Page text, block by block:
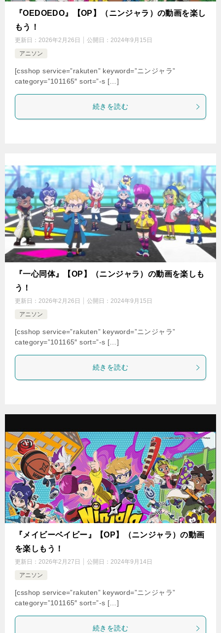
『OEDOEDO』【OP】（ニンジャラ）の動画を楽し
もう！
更新日： 2026年2月26日 公開日： 2024年9月15日
アニソン
[csshop service=”rakuten” keyword=”ニンジャラ”
category=”101165″ sort=”-s […]
続きを読む
『一心同体』【OP】（ニンジャラ）の動画を楽しも
う！
更新日： 2026年2月26日 公開日： 2024年9月15日
アニソン
[csshop service=”rakuten” keyword=”ニンジャラ”
category=”101165″ sort=”-s […]
続きを読む
『メイビーベイビー』【OP】（ニンジャラ）の動画
を楽しもう！
更新日： 2026年2月27日 公開日： 2024年9月14日
アニソン
[csshop service=”rakuten” keyword=”ニンジャラ”
category=”101165″ sort=”-s […]
続きを読む